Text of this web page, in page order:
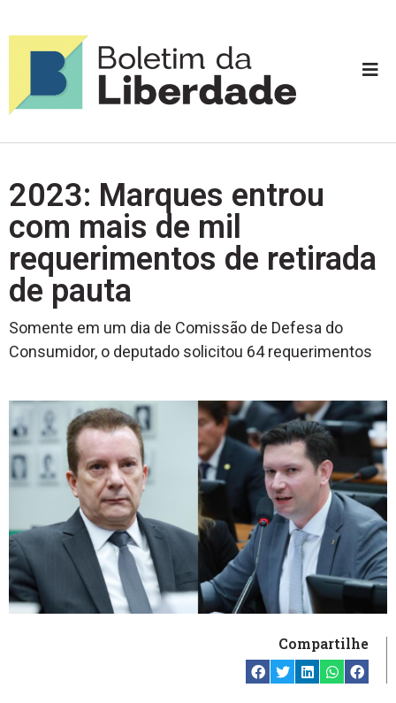
2023: Marques entrou
com mais de mil
requerimentos de retirada
de pauta
Somente em um dia de Comissão de Defesa do
Consumidor, o deputado solicitou 64 requerimentos
Compartilhe